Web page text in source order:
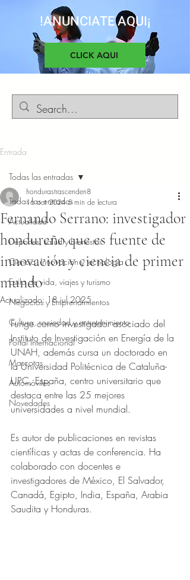
!ANUNCIATE AQUI¡
CLICK AQUI
Entrada
Todas las entradas
Actualidad
Deportes, salud y bienestar
Ciencia, Innovacion y tecnología
Estilo de vida, viajes y turismo
Negocios y Emprendimientos
Cultura, sociedad y entretenimiento
Portal Internacional
Mascotas
Automóviles
Novedades
Todas las entradas
Fernando Serrano: investigador
hondureño que es fuente de
innovación y ciencia de primer
mundo
hondurastrascenden8
16 oct 2024 5 min de lectura
Actualizado:18 jul 2025
Obtuvo NaN de 5 estrellas.
Funge como investigador asociado del
Instituto de Investigación en Energía de la
UNAH, además cursa un doctorado en
la Universidad Politécnica de Cataluña-
UPC, España, centro universitario que
destaca entre las 25 mejores
universidades a nivel mundial.
Es autor de publicaciones en revistas
científicas y actas de conferencia. Ha
colaborado con docentes e
investigadores de México, El Salvador,
Canadá, Egipto, India, España, Arabia
Saudita y Honduras.